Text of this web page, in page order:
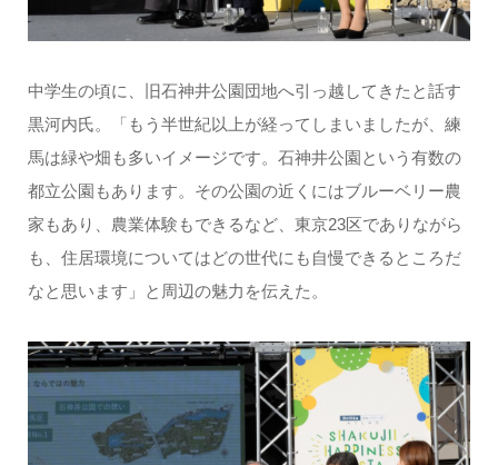
中学生の頃に、旧石神井公園団地へ引っ越してきたと話す
黒河内氏。「もう半世紀以上が経ってしまいましたが、練
馬は緑や畑も多いイメージです。石神井公園という有数の
都立公園もあります。その公園の近くにはブルーベリー農
家もあり、農業体験もできるなど、東京23区でありながら
も、住居環境についてはどの世代にも自慢できるところだ
なと思います」と周辺の魅力を伝えた。